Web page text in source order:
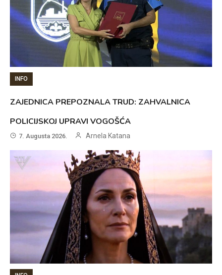
INFO
ZAJEDNICA PREPOZNALA TRUD: ZAHVALNICA
POLICIJSKOJ UPRAVI VOGOŠĆA
7. Augusta 2026. Arnela Katana